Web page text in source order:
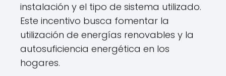
instalación y el tipo de sistema utilizado.
Este incentivo busca fomentar la
utilización de energías renovables y la
autosuficiencia energética en los
hogares.